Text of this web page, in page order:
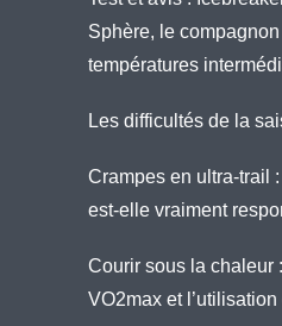
Sphère, le
températures
Les difficultés de la
Crampes en ultra-trail
est-elle vraiment
Courir sous la chaleur
VO2max et